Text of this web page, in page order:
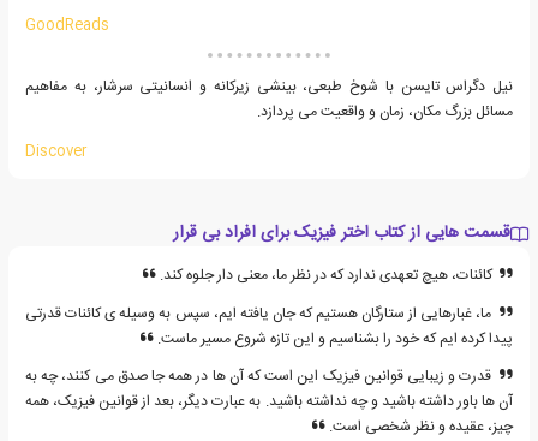
GoodReads
نیل دگراس تایسن با شوخ طبعی، بینشی زیرکانه و انسانیتی سرشار، به مفاهیم
مسائل بزرگ مکان، زمان و واقعیت می پردازد.
Discover
قسمت هایی از کتاب اختر فیزیک برای افراد بی قرار
کائنات، هیچ تعهدی ندارد که در نظر ما، معنی دار جلوه کند.
ما، غبارهایی از ستارگان هستیم که جان یافته ایم، سپس به وسیله ی کائنات قدرتی
پیدا کرده ایم که خود را بشناسیم و این تازه شروع مسیر ماست.
قدرت و زیبایی قوانین فیزیک این است که آن ها در همه جا صدق می کنند، چه به
آن ها باور داشته باشید و چه نداشته باشید. به عبارت دیگر، بعد از قوانین فیزیک، همه
چیز، عقیده و نظر شخصی است.